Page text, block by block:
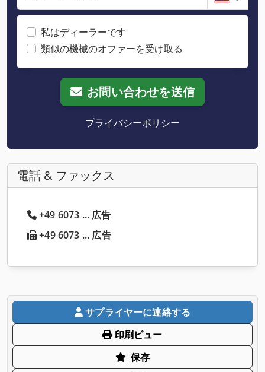
私はディーラーです
類似の機械のオファーを受け取る
お問い合わせを送信
プライバシーポリシー
電話 & ファックス
+49 6073 ... 広告
+49 6073 ... 広告
サプライヤーに連絡する
印刷ビュー
保存